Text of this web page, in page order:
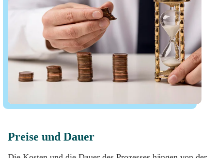
Preise und Dauer